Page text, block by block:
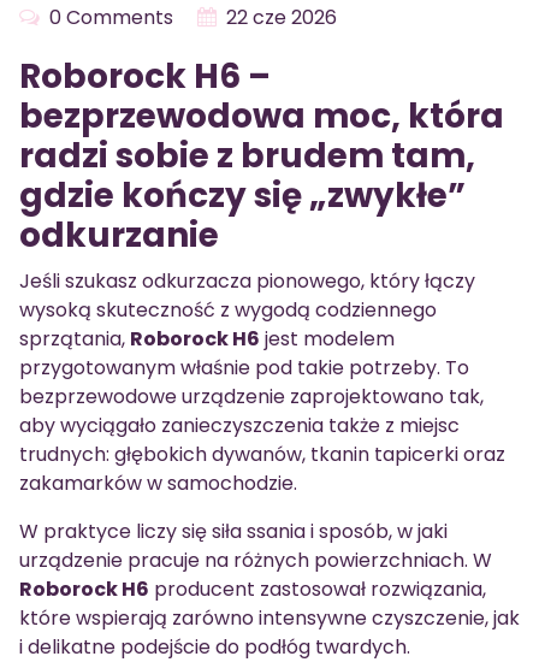
0 Comments 22 cze 2026
Roborock H6 –
bezprzewodowa moc, która
radzi sobie z brudem tam,
gdzie kończy się „zwykłe”
odkurzanie
Jeśli szukasz odkurzacza pionowego, który łączy
wysoką skuteczność z wygodą codziennego
sprzątania, Roborock H6 jest modelem
przygotowanym właśnie pod takie potrzeby. To
bezprzewodowe urządzenie zaprojektowano tak,
aby wyciągało zanieczyszczenia także z miejsc
trudnych: głębokich dywanów, tkanin tapicerki oraz
zakamarków w samochodzie.
W praktyce liczy się siła ssania i sposób, w jaki
urządzenie pracuje na różnych powierzchniach. W
Roborock H6 producent zastosował rozwiązania,
które wspierają zarówno intensywne czyszczenie, jak
i delikatne podejście do podłóg twardych.